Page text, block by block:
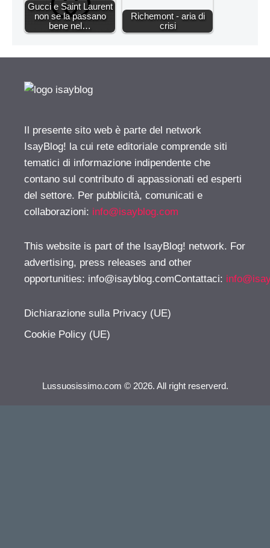
Gucci e Saint Laurent
non se la passano
bene nel…
Richemont - aria di
crisi
Il presente sito web è parte del network
IsayBlog! la cui rete editoriale comprende siti
tematici di informazione indipendente che
contano sul contributo di appassionati ed esperti
del settore. Per pubblicità, comunicati e
collaborazioni: info@isayblog.com
This website is part of the IsayBlog! network. For
advertising, press releases and other
opportunities: info@isayblog.comContattaci:
Dichiarazione sulla Privacy (UE)
Cookie Policy (UE)
Lussuosissimo.com © 2026. All right reserverd.